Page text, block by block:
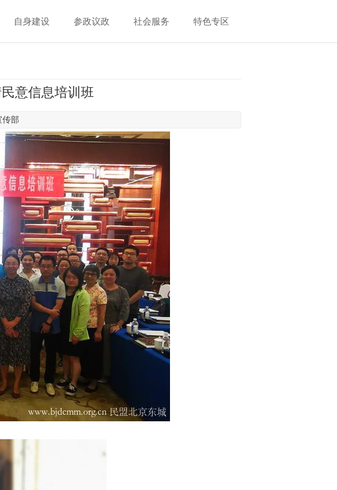
自身建设 参政议政 社会服务 特色专区
意信息培训班
传部